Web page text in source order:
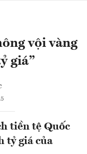
vội vàng
giá”
tiền tệ Quốc
tỷ giá của